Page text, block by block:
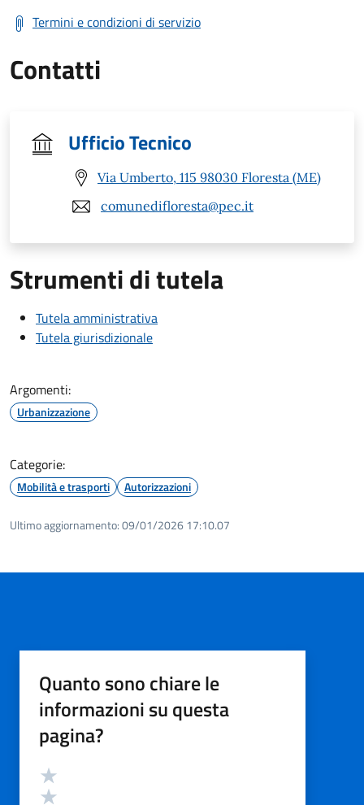
Termini e condizioni di servizio
Contatti
Ufficio Tecnico
Via Umberto, 115 98030 Floresta (ME)
comunedifloresta@pec.it
Strumenti di tutela
Tutela amministrativa
Tutela giurisdizionale
Argomenti:
Urbanizzazione
Categorie:
Mobilità e trasporti Autorizzazioni
Ultimo aggiornamento:09/01/2026 17:10.07
Quanto sono chiare le
informazioni su questa
pagina?
Valutazione